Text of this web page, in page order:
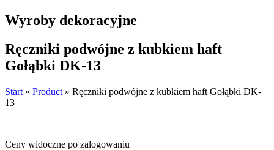
Wyroby dekoracyjne
Ręczniki podwójne z kubkiem haft
Gołąbki DK-13
Start » Product » Ręczniki podwójne z kubkiem haft Gołąbki DK-
13
Ceny widoczne po zalogowaniu